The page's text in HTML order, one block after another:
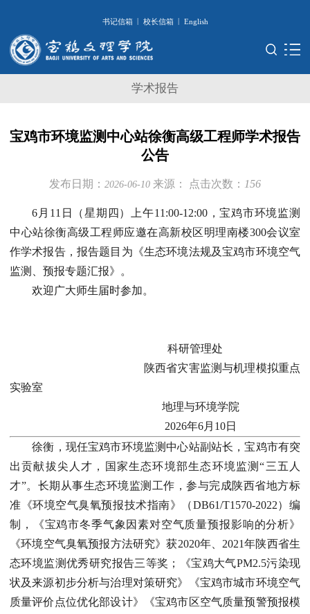
书记信箱 | 校长信箱 | English
学术报告
宝鸡市环境监测中心站徐衡高级工程师学术报告
公告
发布日期： 2026-06-10 来源： 点击次数： 156
6月11日（星期四）上午11:00-12:00，宝鸡市环境监测
中心站徐衡高级工程师应邀在高新校区明理南楼300会议室
作学术报告，报告题目为《生态环境法规及宝鸡市环境空气
监测、预报专题汇报》。
欢迎广大师生届时参加。
科研管理处
陕西省灾害监测与机理模拟重点
实验室
地理与环境学院
2026年6月10日
徐衡，现任宝鸡市环境监测中心站副站长，宝鸡市有突
出贡献拔尖人才，国家生态环境部生态环境监测“三五人
才”。长期从事生态环境监测工作，参与完成陕西省地方标
准《环境空气臭氧预报技术指南》（DB61/T1570-2022）编
制，《宝鸡市冬季气象因素对空气质量预报影响的分析》
《环境空气臭氧预报方法研究》获2020年、2021年陕西省生
态环境监测优秀研究报告三等奖；《宝鸡大气PM2.5污染现
状及来源初步分析与治理对策研究》《宝鸡市城市环境空气
质量评价点位优化部设计》《宝鸡市区空气质量预警预报模